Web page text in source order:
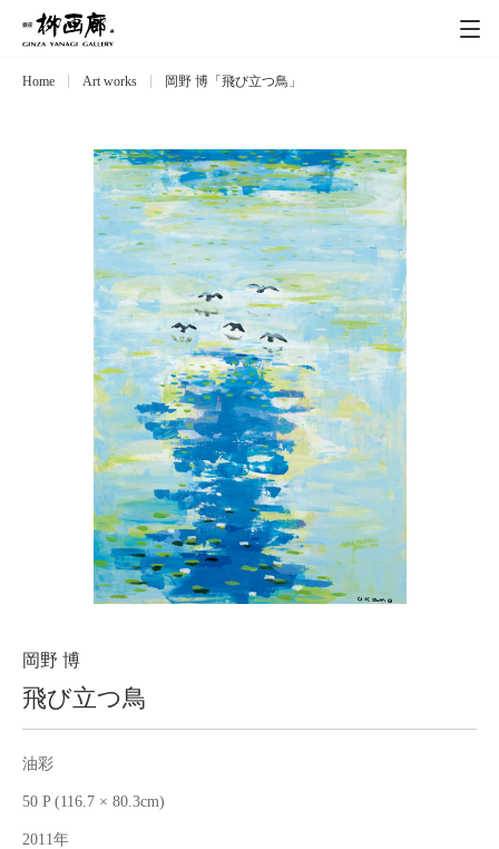
Exhibitions
イベント
作家
Art works 作品一覧
カタログ
Schedule スケジュール
会社案内
Contact
Purchase assessment
Home Art works 岡野 博「飛び立つ鳥」
岡野 博
飛び立つ鳥
油彩
50 P (116.7 × 80.3cm)
2011年